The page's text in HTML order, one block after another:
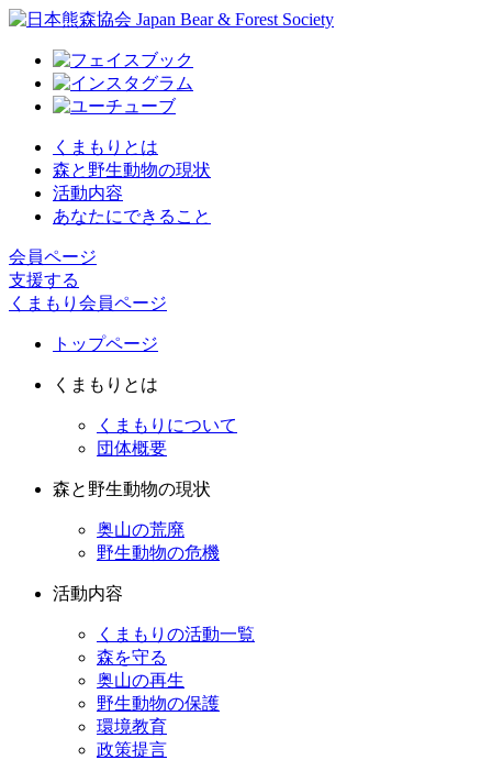
くまもりとは
森と野生動物の現状
活動内容
あなたにできること
会員ページ
支援する
くまもり会員ページ
トップページ
くまもりとは
くまもりについて
団体概要
森と野生動物の現状
奥山の荒廃
野生動物の危機
活動内容
くまもりの活動一覧
森を守る
奥山の再生
野生動物の保護
環境教育
政策提言